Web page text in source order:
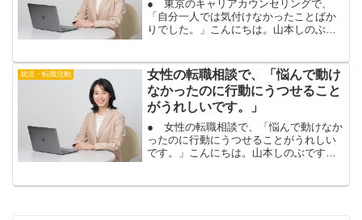
● 東京のキャリアカウンセリングで、
「自分一人では気付けなかったことばか
りでした。」こんにちは。山本しのぶで
た。今の会社に残るか、転職するか悩ん
でいる場合も、興味がある...
就活・転職活動
女性の転職相談で、「悩んで動け
なかったのに行動にうつせること
がうれしいです。」
● 女性の転職相談で、「悩んで動けなか
ったのに行動にうつせることがうれしい
です。」こんにちは。山本しのぶです。
うと思うけれど、今の仕事もあるし。タ